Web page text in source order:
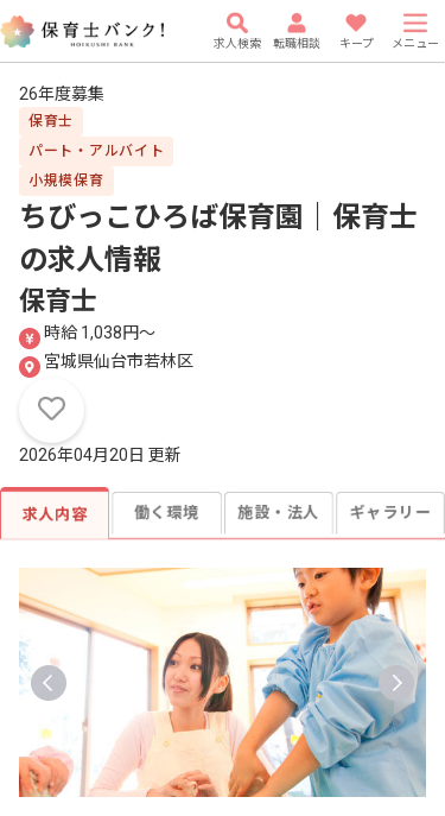
求人検索 転職相談 キープ メニュー
26年度募集
保育士
パート・アルバイト
小規模保育
ちびっこひろば保育園｜保育士
の求人情報
保育士
時給 1,038円〜
宮城県仙台市若林区
2026年04月20日 更新
求人内容 働く環境 施設・法人 ギャラリー